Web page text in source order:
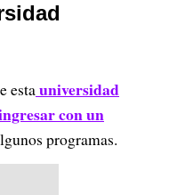
estauniversidad
con un
programas.